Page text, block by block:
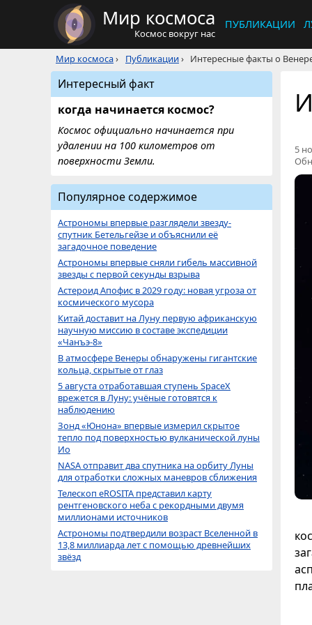
Мир космоса
Космос вокруг нас
ПУБЛИКАЦИИ
Мир космоса› Публикации› Интересные факты о
5
Интересный факт
когда начинается космос?
Космос официально начинается при
удалении на 100 километров от
поверхности Земли.
Популярное содержимое
Астрономы впервые разглядели звезду-
спутник Бетельгейзе и объяснили её
загадочное поведение
Астрономы впервые сняли гибель массивной
звезды с первой секунды взрыва
Астероид Апофис в 2029 году: новая угроза от
космического мусора
Китай доставит на Луну первую африканскую
научную миссию в составе экспедиции
«Чанъэ-8»
В атмосфере Венеры обнаружены гигантские
кольца, скрытые от глаз
5 августа отработавшая ступень SpaceX
врежется в Луну: учёные готовятся к
наблюдению
Зонд «Юнона» впервые измерил скрытое
тепло под поверхностью вулканической луны
Ио
NASA отправит два спутника на орбиту Луны
для отработки сложных маневров сближения
Телескоп eROSITA представил карту
рентгеновского неба с рекордными двумя
миллионами источников
Астрономы подтвердили возраст Вселенной в
13,8 миллиарда лет с помощью древнейших
звёзд